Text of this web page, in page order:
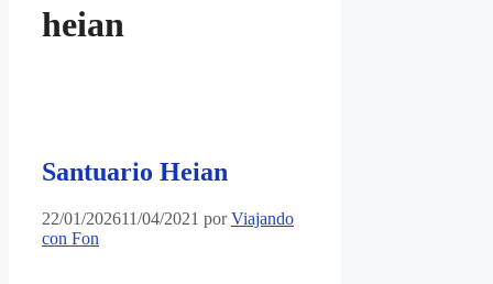
heian
Santuario Heian
22/01/202611/04/2021 porViajando
con Fon